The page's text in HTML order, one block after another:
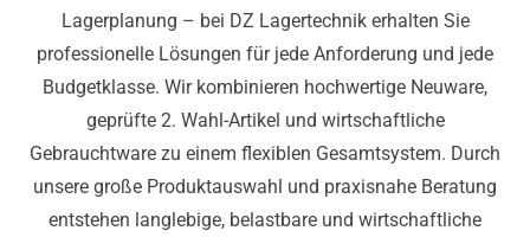
Lagerplanung – bei DZ Lagertechnik erhalten Sie
professionelle Lösungen für jede Anforderung und jede
Budgetklasse. Wir kombinieren hochwertige Neuware,
geprüfte 2. Wahl-Artikel und wirtschaftliche
Gebrauchtware zu einem flexiblen Gesamtsystem. Durch
unsere große Produktauswahl und praxisnahe Beratung
entstehen langlebige, belastbare und wirtschaftliche